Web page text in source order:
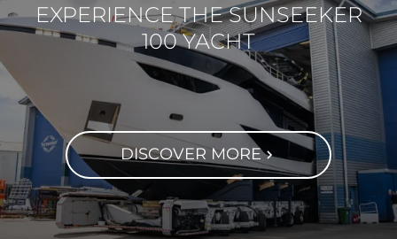
EXPERIENCE THE SUNSEEKER
100 YACHT
DISCOVER MORE